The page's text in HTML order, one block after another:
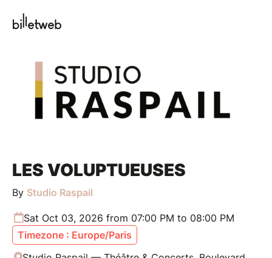
LES VOLUPTUEUSES
By Studio Raspail
Sat Oct 03, 2026 from 07:00 PM to 08:00 PM
Timezone : Europe/Paris